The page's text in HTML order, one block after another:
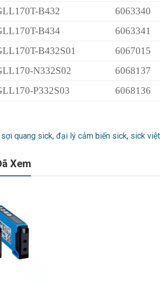
B432
6063340
B434
6063341
B432S01
6067015
N332S02
6068137
P332S03 6068136
quang sick, đại lý cảm biến sick, sick
Xem